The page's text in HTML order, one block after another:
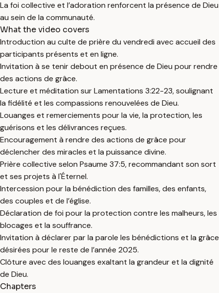
La foi collective et l’adoration renforcent la présence de Dieu
au sein de la communauté.
What the video covers
Introduction au culte de prière du vendredi avec accueil des
participants présents et en ligne.
Invitation à se tenir debout en présence de Dieu pour rendre
des actions de grâce.
Lecture et méditation sur Lamentations 3:22-23, soulignant
la fidélité et les compassions renouvelées de Dieu.
Louanges et remerciements pour la vie, la protection, les
guérisons et les délivrances reçues.
Encouragement à rendre des actions de grâce pour
déclencher des miracles et la puissance divine.
Prière collective selon Psaume 37:5, recommandant son sort
et ses projets à l'Éternel.
Intercession pour la bénédiction des familles, des enfants,
des couples et de l’église.
Déclaration de foi pour la protection contre les malheurs, les
blocages et la souffrance.
Invitation à déclarer par la parole les bénédictions et la grâce
désirées pour le reste de l’année 2025.
Clôture avec des louanges exaltant la grandeur et la dignité
de Dieu.
Chapters